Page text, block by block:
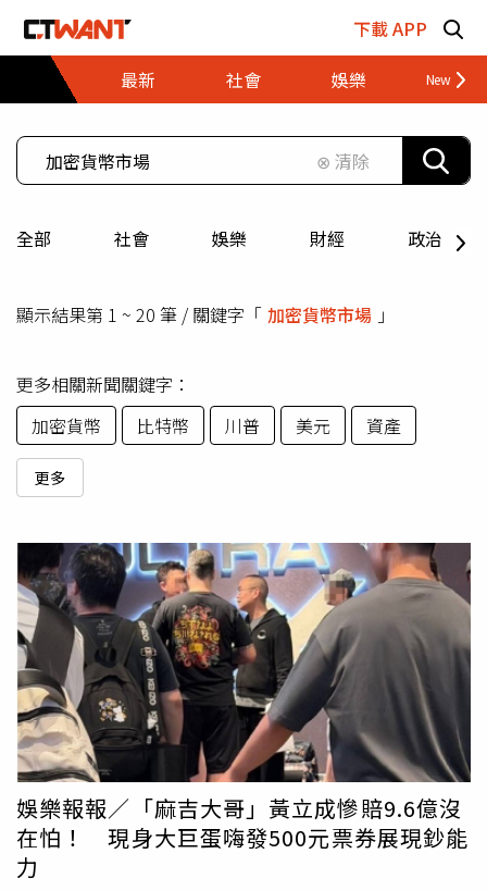
下載 APP
最新
社會 娛樂 財經
⊗ 清除
全部 社會 娛樂 財經 政治
顯示結果第 1 ~ 20 筆 / 關鍵字「 加密貨幣市場 」
更多相關新聞關鍵字：
加密貨幣
比特幣 川普 美元 資產
更多
娛樂報報／「麻吉大哥」黃立成慘賠9.6億沒
在怕！ 現身大巨蛋嗨發500元票券展現鈔能
力